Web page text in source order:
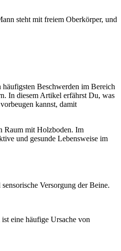
Beschwerden im Bereich
In diesem Artikel erfährst Du, was
kannst, damit
Versorgung der Beine.
eine häufige Ursache von